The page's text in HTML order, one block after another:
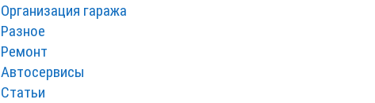
Организация гаража
Разное
Ремонт
Автосервисы
Статьи